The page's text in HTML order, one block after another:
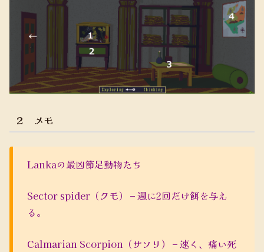
２ メモ
Lankaの最凶節足動物たち
Sector spider（クモ） – 週に2回だけ餌を与え
る。
Calmarian Scorpion（サソリ） – 速く、痛い死